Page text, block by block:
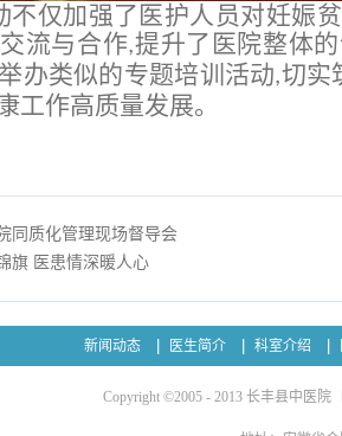
不仅加强了医护人员对妊娠
流与合作,提升了医院整体
办类似的专题培训活动,切实
工作高质量发展。
同质化管理现场督导会
旗 医患情深暖人心
新闻动态 医生简介 科室介绍
Copyright ©2005 - 2013 长丰县中医院